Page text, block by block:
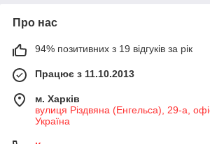
Про нас
94% позитивних з 19 відгуків за рік
Працює з 11.10.2013
м. Харків
вулиця Різдвяна (Енгельса), 29-а,
Україна